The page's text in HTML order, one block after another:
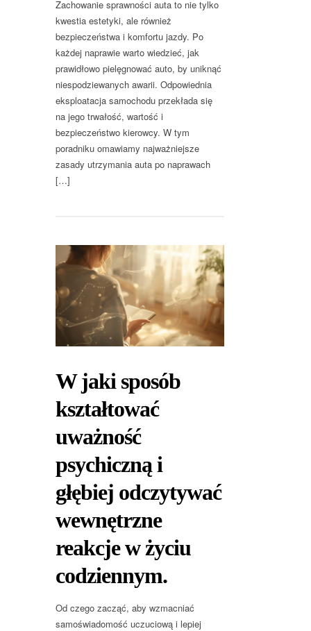
Zachowanie sprawności auta to nie tylko
kwestia estetyki, ale również
bezpieczeństwa i komfortu jazdy. Po
każdej naprawie warto wiedzieć, jak
prawidłowo pielęgnować auto, by uniknąć
niespodziewanych awarii. Odpowiednia
eksploatacja samochodu przekłada się
na jego trwałość, wartość i
bezpieczeństwo kierowcy. W tym
poradniku omawiamy najważniejsze
zasady utrzymania auta po naprawach
[…]
W jaki sposób
kształtować
uważność
psychiczną i
głębiej odczytywać
wewnętrzne
reakcje w życiu
codziennym.
Od czego zacząć, aby wzmacniać
samoświadomość uczuciową i lepiej